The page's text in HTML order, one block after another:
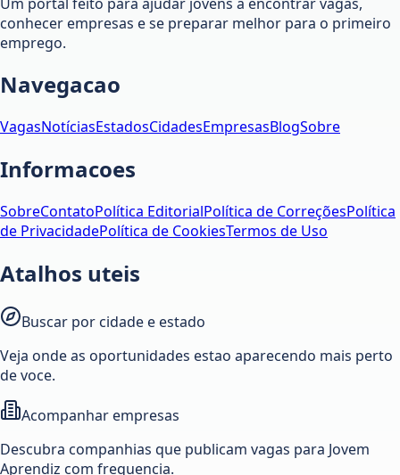
conhecer empresas e se preparar melhor para o primeiro
emprego.
Navegacao
VagasNotíciasEstadosCidadesEmpresasBlogSobre
Informacoes
SobreContatoPolítica EditorialPolítica de CorreçõesPolítica
de PrivacidadePolítica de CookiesTermos de Uso
Atalhos uteis
Buscar por cidade e estado
Veja onde as oportunidades estao aparecendo mais perto
de voce.
Acompanhar empresas
Descubra companhias que publicam vagas para Jovem
Aprendiz com frequencia.